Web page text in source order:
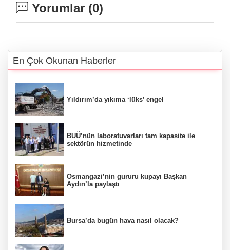
Yorumlar (0)
En Çok Okunan Haberler
Yıldırım’da yıkıma ‘lüks’ engel
BUÜ’nün laboratuvarları tam kapasite ile
sektörün hizmetinde
Osmangazi’nin gururu kupayı Başkan
Aydın’la paylaştı
Bursa’da bugün hava nasıl olacak?